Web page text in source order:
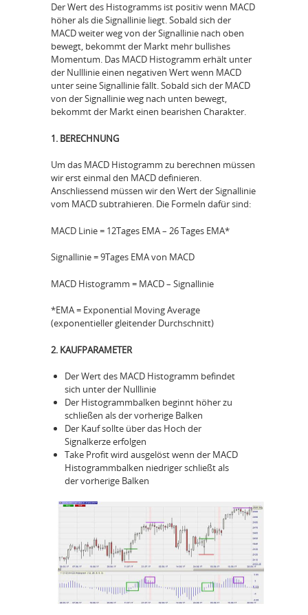
Der Wert des Histogramms ist positiv wenn MACD
höher als die Signallinie liegt. Sobald sich der
MACD weiter weg von der Signallinie nach oben
bewegt, bekommt der Markt mehr bullishes
Momentum. Das MACD Histogramm erhält unter
der Nulllinie einen negativen Wert wenn MACD
unter seine Signallinie fällt. Sobald sich der MACD
von der Signallinie weg nach unten bewegt,
bekommt der Markt einen bearishen Charakter.
1. BERECHNUNG
Um das MACD Histogramm zu berechnen müssen
wir erst einmal den MACD definieren.
Anschliessend müssen wir den Wert der Signallinie
vom MACD subtrahieren. Die Formeln dafür sind:
MACD Linie = 12Tages EMA – 26 Tages EMA*
Signallinie = 9Tages EMA von MACD
MACD Histogramm = MACD – Signallinie
*EMA = Exponential Moving Average
(exponentieller gleitender Durchschnitt)
2. KAUFPARAMETER
Der Wert des MACD Histogramm befindet
sich unter der Nulllinie
Der Histogrammbalken beginnt höher zu
schließen als der vorherige Balken
Der Kauf sollte über das Hoch der
Signalkerze erfolgen
Take Profit wird ausgelöst wenn der MACD
Histogrammbalken niedriger schließt als
der vorherige Balken